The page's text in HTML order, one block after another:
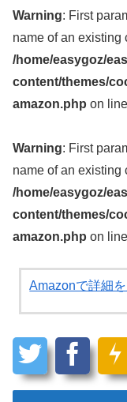
Warning: First
name of an existing
/home/easygoz/
content/themes/
amazon.php on line
Warning: First
name of an existing
/home/easygoz/
content/themes/
amazon.php on line
Amazonで詳細